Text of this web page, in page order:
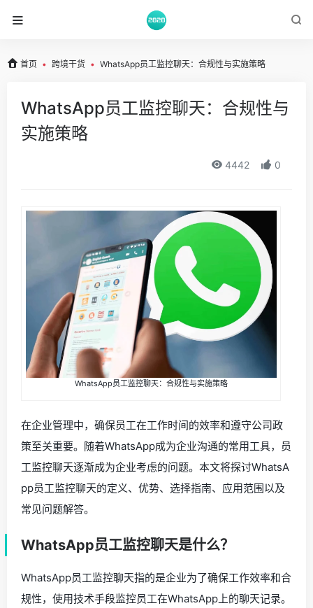
首页 • 跨境干货 • WhatsApp员工监控聊天：合规性与实施策略
WhatsApp员工监控聊天：合规性与
实施策略
4442 0
WhatsApp员工监控聊天：合规性与实施策略
在企业管理中，确保员工在工作时间的效率和遵守公司政
策至关重要。随着WhatsApp成为企业沟通的常用工具，员
工监控聊天逐渐成为企业考虑的问题。本文将探讨WhatsA
pp员工监控聊天的定义、优势、选择指南、应用范围以及
常见问题解答。
WhatsApp员工监控聊天是什么？
WhatsApp员工监控聊天指的是企业为了确保工作效率和合
规性，使用技术手段监控员工在WhatsApp上的聊天记录。